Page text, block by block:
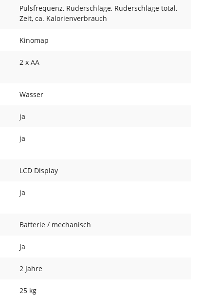
Pulsfrequenz, Ruderschläge, Ruderschläge total,
Zeit, ca. Kalorienverbrauch
Kinomap
2 x AA
Wasser
ja
ja
LCD Display
ja
Batterie / mechanisch
ja
2 Jahre
25 kg